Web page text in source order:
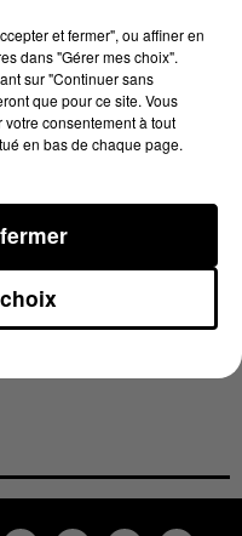
se proposent
indépendance.
personnes se sont
Estève ou encore en
précisions sont
nord.info.
et fermer", ou affiner en
dans "Gérer mes choix".
sur "Continuer sans
que pour ce site. Vous
consentement à tout
en bas de chaque page.